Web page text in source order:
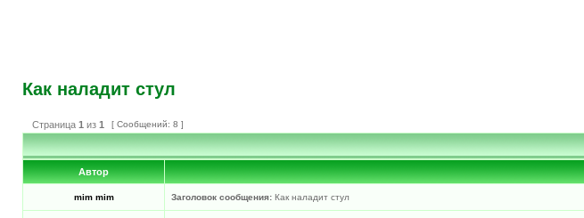
Как наладит стул
Страница 1 из 1 [ Сообщений: 8 ]
Автор
mim mim Заголовок сообщения: Как наладит стул